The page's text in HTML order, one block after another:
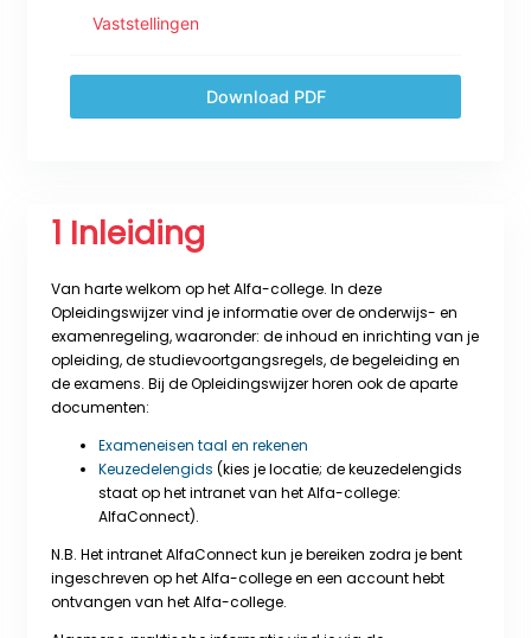
Vaststellingen
Download PDF